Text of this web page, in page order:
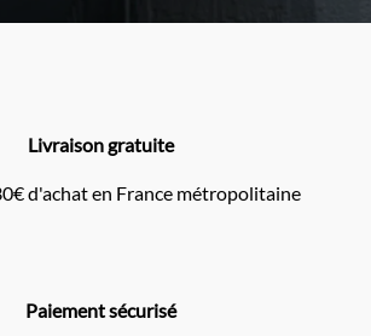
Livraison gratuite
d'achat en France métropolitaine
Paiement sécurisé